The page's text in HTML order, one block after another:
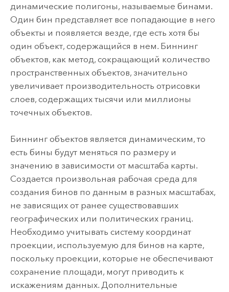
динамические полигоны, называемые бинами.
Один бин представляет все попадающие в него
объекты и появляется везде, где есть хотя бы
один объект, содержащийся в нем. Биннинг
объектов, как метод, сокращающий количество
пространственных объектов, значительно
увеличивает производительность отрисовки
слоев, содержащих тысячи или миллионы
точечных объектов.
Биннинг объектов является динамическим, то
есть бины будут меняться по размеру и
значению в зависимости от масштаба карты.
Создается произвольная рабочая среда для
создания бинов по данным в разных масштабах,
не зависящих от ранее существовавших
географических или политических границ.
Необходимо учитывать систему координат
проекции, используемую для бинов на карте,
поскольку проекции, которые не обеспечивают
сохранение площади, могут приводить к
искажениям данных. Дополнительные